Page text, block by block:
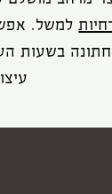
למשל.
בשעות